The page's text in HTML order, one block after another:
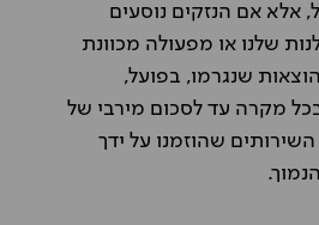
אלא אם הנזקים נוסעים
שלנו או מפעולה מכוונת
שנגרמו, בפועל,
מקרה עד לסכום מירבי של
השירותים שהוזמנו על ידך